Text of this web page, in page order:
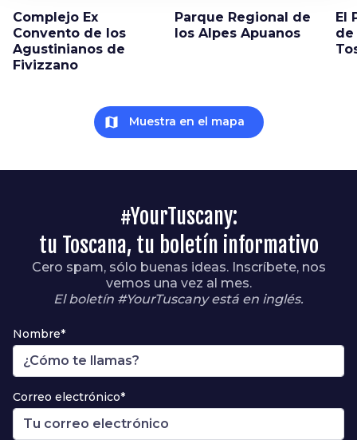
Complejo Ex
Convento de los
Agustinianos de
Fivizzano
Parque Regional de
los Alpes Apuanos
El
de
map Muestra en el mapa
#YourTuscany:
tu Toscana, tu boletín informativo
Cero spam, sólo buenas ideas. Inscríbete, nos
vemos una vez al mes.
El boletín #YourTuscany está en inglés.
Nombre*
Correo electrónico*